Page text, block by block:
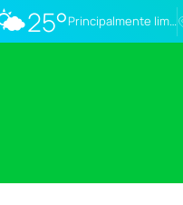
25° Principalmente limpo